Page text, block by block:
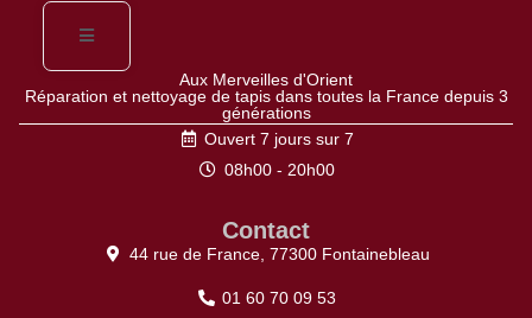
Aux Merveilles d'Orient
Réparation et nettoyage de tapis dans toutes la France depuis 3
générations
Ouvert 7 jours sur 7
08h00 - 20h00
Contact
44 rue de France, 77300 Fontainebleau
01 60 70 09 53